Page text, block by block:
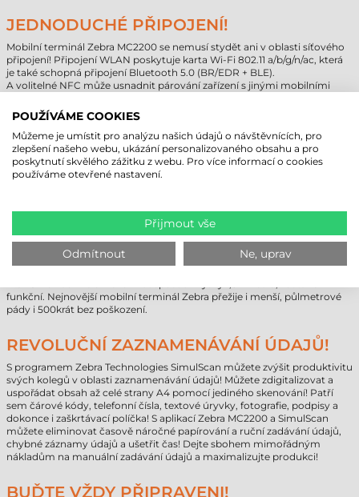
JEDNODUCHÉ PŘIPOJENÍ!
Mobilní terminál Zebra MC2200 se nemusí stydět ani v oblasti síťového
připojení! Připojení WLAN poskytuje karta Wi-Fi 802.11 a/b/g/n/ac, která
je také schopná připojení Bluetooth 5.0 (BR/EDR + BLE).
A volitelné NFC může usnadnit párování zařízení s jinými mobilními
Mobilitu terminálu Zebra MC2200 podporují i lithiové-ionové baterie
PowerPrecision s kapacitou 3 500 mAh: se standardním napájením je
lze ideálně používat 16,5 hodiny, zatímco verze 4 900 mAh poskytuje až
23 hodin provozu!
VODA MU NEUŠKODÍ!
standard IP65. Citlivé elektronické součástky jsou tak zcela chráněny
před prachem, a ani žádný nízkotlakový proud vody nasměrovaný
přímo na přístroj nemůže poškodit jeho vnitřek. A testy provedené
podle amerického vojenského standardu MIL-STD 810G US také
funkční. Nejnovější mobilní terminál Zebra přežije i menší, půlmetrové
pády i 500krát bez poškození.
REVOLUČNÍ ZAZNAMENÁVÁNÍ ÚDAJŮ!
S programem Zebra Technologies SimulScan můžete zvýšit produktivitu
svých kolegů v oblasti zaznamenávání údajů! Můžete zdigitalizovat a
uspořádat obsah až celé strany A4 pomocí jediného skenování! Patří
sem čárové kódy, telefonní čísla, textové úryvky, fotografie, podpisy a
dokonce i zaškrtávací políčka! S aplikací Zebra MC2200 a SimulScan
můžete eliminovat časově náročné papírování a ruční zadávání údajů,
chybné záznamy údajů a ušetřit čas! Dejte sbohem mimořádným
nákladům na manuální zadávání údajů a maximalizujte produkci!
BUĎTE VŽDY PŘIPRAVENI!
POUŽÍVÁME COOKIES
Můžeme je umístit pro analýzu našich údajů o návštěvnících, pro
zlepšení našeho webu, ukázání personalizovaného obsahu a pro
poskytnutí skvělého zážitku z webu. Pro více informací o cookies
používáme otevřené nastavení.
Přijmout vše
Odmítnout Ne, uprav